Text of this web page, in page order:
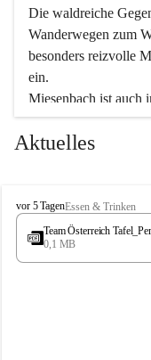
Die waldreiche
Wanderwegen zum
besonders reizvolle
ein.
Miesenbach ist auch
Eisstockschießen
wunderschöne
vielfältige Angebot
Überzeugen Sie
in den
Wir kennen
Tradition und
Aktuelles
M
i
s
vor 5 TagenEssen & Trinken
Team Österreich
0,1 MB